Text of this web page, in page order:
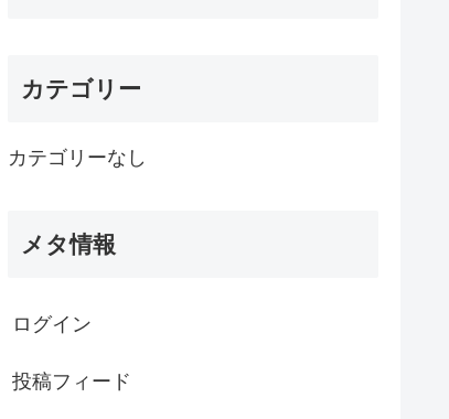
カテゴリー
カテゴリーなし
メタ情報
ログイン
投稿フィード